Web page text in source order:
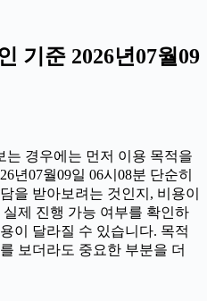
기준 2026년07월09
경우에는 먼저 이용 목적을
년07월09일 06시08분 단순히
을 받아보려는 것인지, 비용이
제 진행 가능 여부를 확인하
이 달라질 수 있습니다. 목적
보더라도 중요한 부분을 더